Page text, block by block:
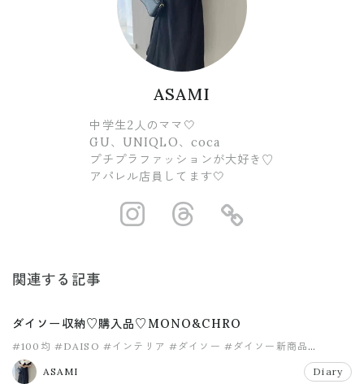
ASAMI
中学生2人のママ🤍
GU、UNIQLO、coca
プチプラファッションが大好き♡
アパレル店員してます🤍
https://https://
関連する記事
ダイソー収納♡購入品♡MONO&CHRO
#100均 #DAISO #インテリア #ダイソー #ダイソー新商品
#プチプラ
ASAMI
Diary